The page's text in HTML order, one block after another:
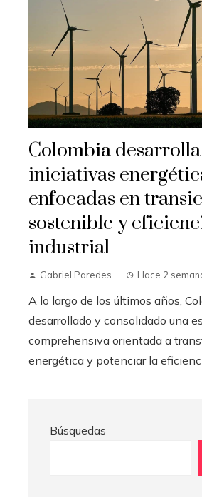
Colombia desarrolla
iniciativas
enfocadas en
sostenible y
industrial
Gabriel Paredes Hace 2
A lo largo de los últimos años,
desarrollado y consolidado una
comprehensiva orientada a
energética y potenciar la
Búsquedas